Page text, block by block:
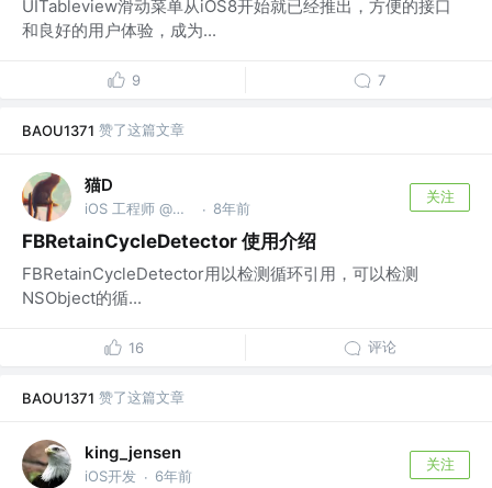
UITableview滑动菜单从iOS8开始就已经推出，方便的接口
和良好的用户体验，成为...
9 7
BAOU1371 赞了这篇文章
猫D
iOS 工程师 @顺丰 · 8年前
关注
FBRetainCycleDetector 使用介绍
FBRetainCycleDetector用以检测循环引用，可以检测
NSObject的循...
16 评论
BAOU1371 赞了这篇文章
king_jensen
iOS开发 · 6年前
关注